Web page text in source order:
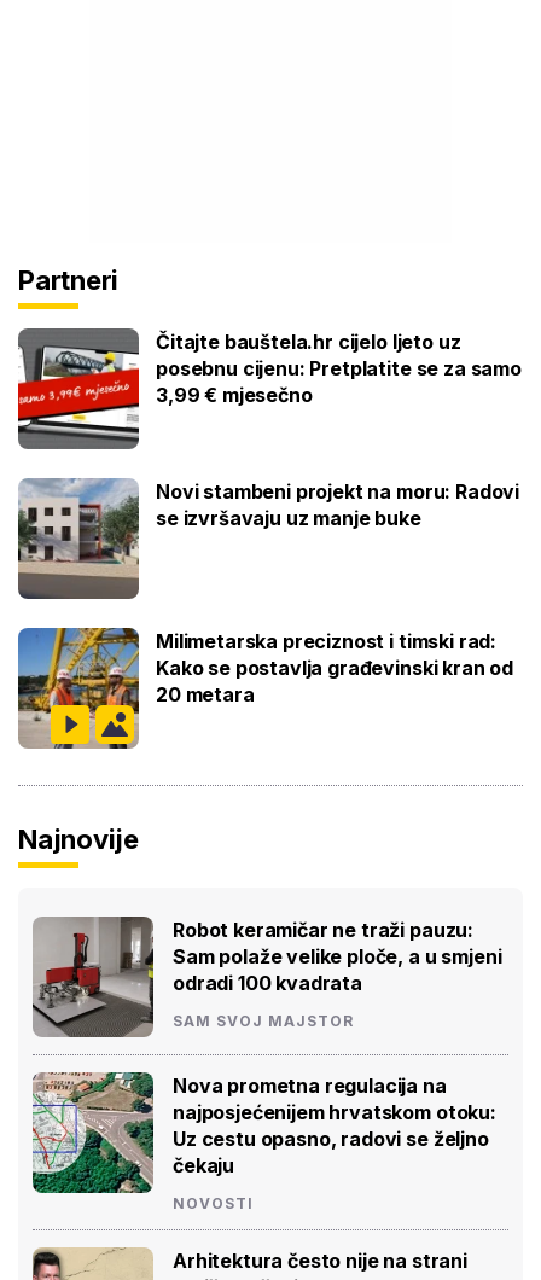
Partneri
Čitajte bauštela.hr cijelo ljeto uz
posebnu cijenu: Pretplatite se za samo
3,99 € mjesečno
Novi stambeni projekt na moru: Radovi
se izvršavaju uz manje buke
Milimetarska preciznost i timski rad:
Kako se postavlja građevinski kran od
20 metara
Najnovije
Robot keramičar ne traži pauzu:
Sam polaže velike ploče, a u smjeni
odradi 100 kvadrata
SAM SVOJ MAJSTOR
Nova prometna regulacija na
najposjećenijem hrvatskom otoku:
Uz cestu opasno, radovi se željno
čekaju
NOVOSTI
Arhitektura često nije na strani